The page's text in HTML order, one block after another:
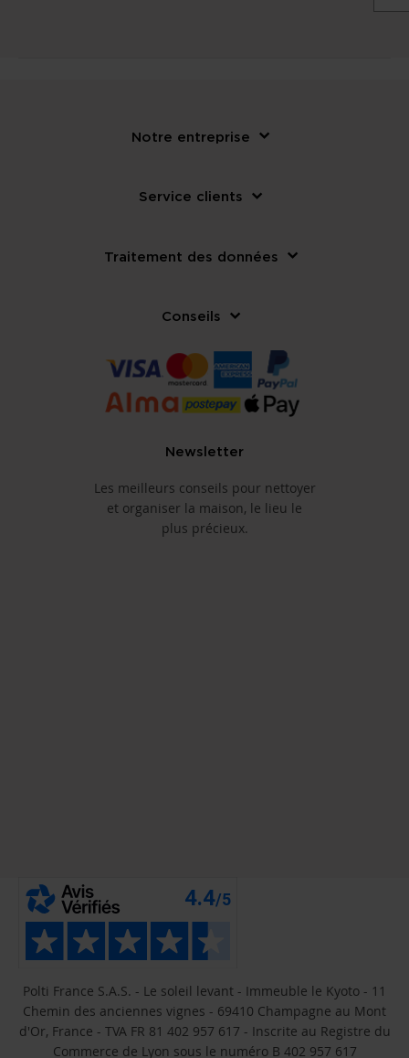
Notre entreprise
Service clients
Traitement des données
Conseils
Newsletter
Les meilleurs conseils pour nettoyer
et organiser la maison, le lieu le
plus précieux.
Polti France S.A.S. - Le soleil levant - Immeuble le Kyoto - 11
Chemin des anciennes vignes - 69410 Champagne au Mont
d'Or, France - TVA FR 81 402 957 617 - Inscrite au Registre du
Commerce de Lyon sous le numéro B 402 957 617